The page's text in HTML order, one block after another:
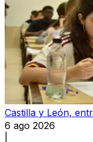
Castilla y León,
6 ago 2026